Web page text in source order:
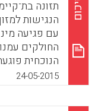
היא הנחלת
הנדרשת
לאקטיביזם
אתגרים
(אילנה
סיכום
תזונה
הנגישות
עם פגיעה
החולקים
הנוכחית
מה אפשר
בריאה
(חיים חביב).
24-05-2015